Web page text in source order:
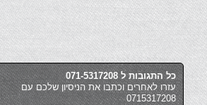
כל התגובות ל 071-5317208
עזרו לאחרים וכתבו את הניסיון שלכם עם
0715317208